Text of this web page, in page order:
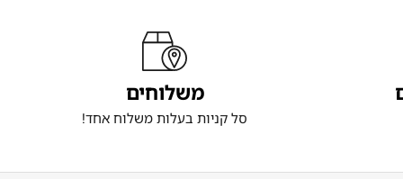
משלוחים
סל קניות בעלות משלוח אחד!